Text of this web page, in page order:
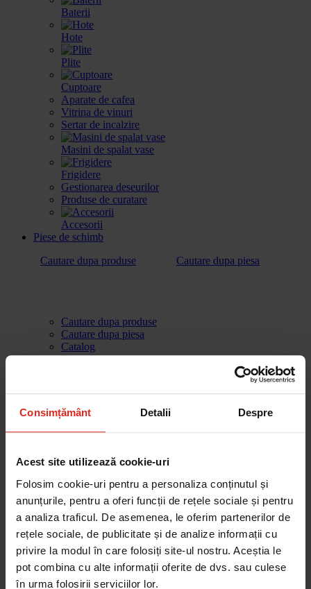
Consimțământ Detalii Despre
Acest site utilizează cookie-uri
Folosim cookie-uri pentru a personaliza conținutul și
anunțurile, pentru a oferi funcții de rețele sociale și pentru
a analiza traficul. De asemenea, le oferim partenerilor de
rețele sociale, de publicitate și de analize informații cu
privire la modul în care folosiți site-ul nostru. Aceștia le
pot combina cu alte informații oferite de dvs. sau culese
în urma folosirii serviciilor lor.
Baterii
Hote
Plite
Cuptoare
Aparate de cafea
Vitrina de vinuri
Sertar de incalzire
Masini de spalat vase
Frigidere
Gestionarea deseurilor
Produse de curatare
Accesorii
Piese de schimb
Cautare dupa produse
Cautare dupa piesa
Cautare dupa produse
Cautare dupa piesa
Catalog
Cum aleg
Contact
Account
Skip to the end of the images gallery
Skip to the beginning of the images gallery
Chiuvete
Chiuveta NEX 620-36-36
Cod Produs
101.0040.733